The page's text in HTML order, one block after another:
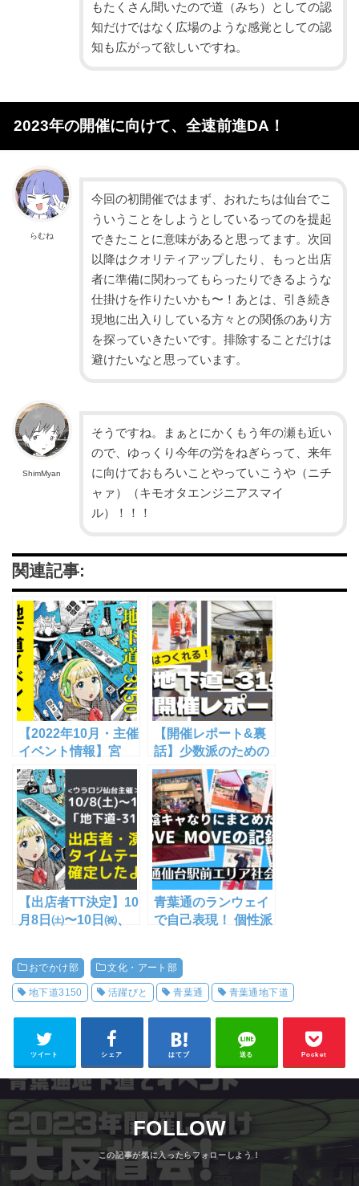
もたくさん聞いたので道（みち）としての認
知だけではなく広場のような感覚としての認
知も広がって欲しいですね。
2023年の開催に向けて、全速前進DA！
らむね
今回の初開催ではまず、おれたちは仙台でこ
ういうことをしようとしているってのを提起
できたことに意味があると思ってます。次回
以降はクオリティアップしたり、もっと出店
者に準備に関わってもらったりできるような
仕掛けを作りたいかも〜！あとは、引き続き
現地に出入りしている方々との関係のあり方
を探っていきたいです。排除することだけは
避けたいなと思っています。
ShimMyan
そうですね。まぁとにかくもう年の瀬も近い
ので、ゆっくり今年の労をねぎらって、来年
に向けておもろいことやっていこうや（ニチ
ャァ）（キモオタエンジニアスマイ
ル）！！！
関連記事:
【2022年10月・主催
イベント情報】宮
城・東北で「人と違
う自分でありたい」
「人と違っていいの
か悩む」少数派がの
びのび過ごせる小さ
なマーケット「地下
道-3150」【仙台 青
葉通地下道】
【開催レポート&裏
話】少数派のための
マーケット「地下
道-3150」ご来場の
御礼&仙台 青葉通地
下道利活用への道の
り
【出店者TT決定】10
月8日㈯〜10日㈷、
で「少数派」のため
のマーケット開催！
【イベント続報】
青葉通のランウェイ
で自己表現！ 個性派
装、メイドさん行列
も MOVE MOVEの記
録③【青葉通仙台駅
おでかけ部 文化・アート部
地下道3150 活躍びと 青葉通 青葉通地下道
ツイート シェア はてブ 送る Pocket
FOLLOW